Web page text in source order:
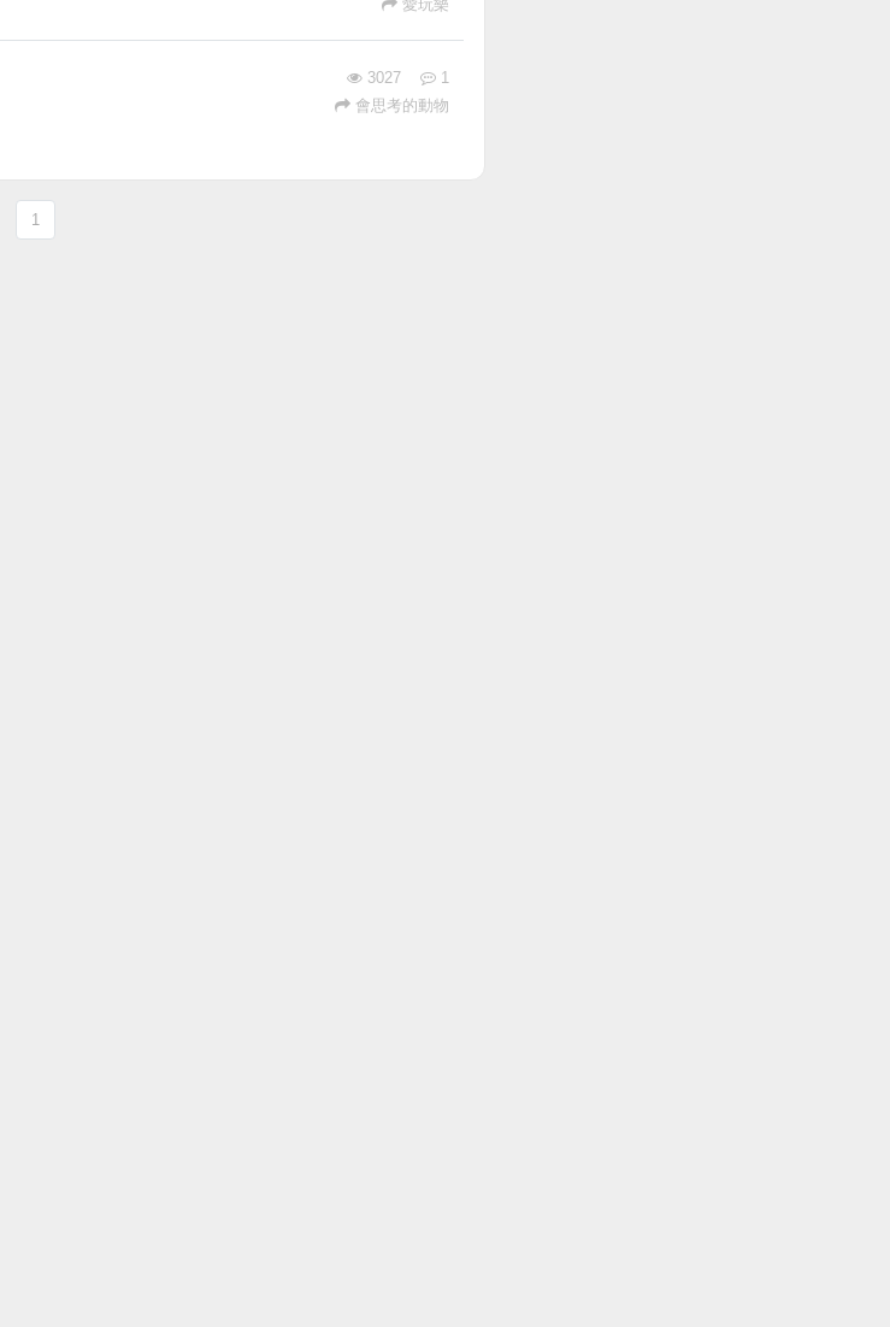
愛玩樂
3027
1
會思考的動物
1